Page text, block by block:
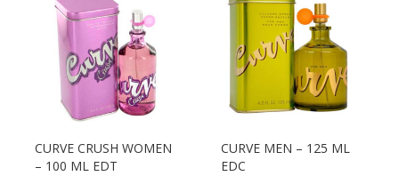
CURVE CRUSH WOMEN
– 100 ML EDT
CURVE MEN – 125 ML
EDC